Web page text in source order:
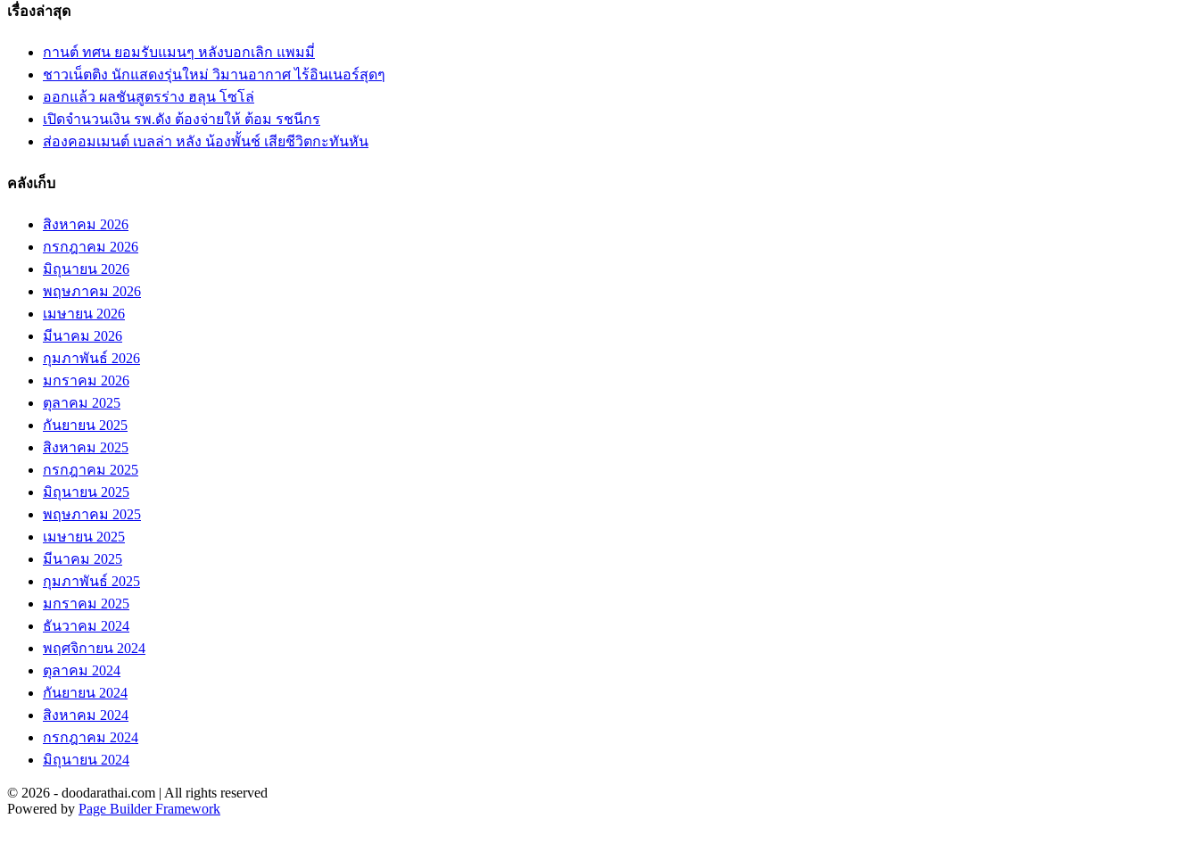
เรื่องล่าสุด
กานต์ ทศน ยอมรับแมนๆ หลังบอกเลิก แพมมี่
ชาวเน็ตติง นักแสดงรุ่นใหม่ วิมานอากาศ ไร้อินเนอร์สุดๆ
ออกแล้ว ผลชันสูตรร่าง ฮลุน โซโล่
เปิดจำนวนเงิน รพ.ดัง ต้องจ่ายให้ ต้อม รชนีกร
ส่องคอมเมนต์ เบลล่า หลัง น้องพั้นช์ เสียชีวิตกะทันหัน
คลังเก็บ
สิงหาคม 2026
กรกฎาคม 2026
มิถุนายน 2026
พฤษภาคม 2026
เมษายน 2026
มีนาคม 2026
กุมภาพันธ์ 2026
มกราคม 2026
ตุลาคม 2025
กันยายน 2025
สิงหาคม 2025
กรกฎาคม 2025
มิถุนายน 2025
พฤษภาคม 2025
เมษายน 2025
มีนาคม 2025
กุมภาพันธ์ 2025
มกราคม 2025
ธันวาคม 2024
พฤศจิกายน 2024
ตุลาคม 2024
กันยายน 2024
สิงหาคม 2024
กรกฎาคม 2024
มิถุนายน 2024
© 2026 - doodarathai.com | All rights reserved
Powered by Page Builder Framework